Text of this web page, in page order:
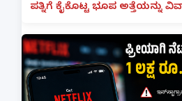
ಪತ್ನಿಗೆ ಕೈಕೊಟ್ಟ ಭೂಪ ಅತ್ತೆಯನ್ನು